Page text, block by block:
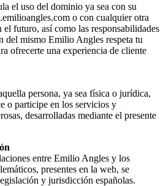
el uso del dominio ya sea con su
o con cualquier otra
futuro, así como las responsabilidades
del mismo Emilio Angles respeta tu
ofrecerte una experiencia de cliente
persona, ya sea física o jurídica,
o participe en los servicios y
desarrolladas mediante el presente
entre Emilio Angles y los
presentes en la web, se
y jurisdicción españolas.